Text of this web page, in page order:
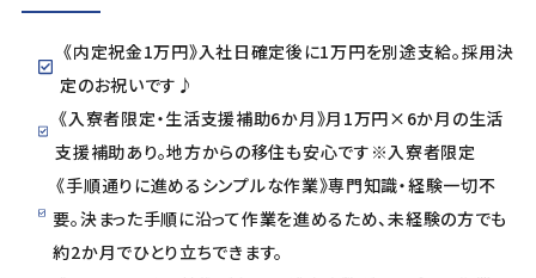
《内定祝金1万円》入社日確定後に1万円を別途支給。採用決
定のお祝いです♪
《入寮者限定・生活支援補助6か月》月1万円×6か月の生活
支援補助あり。地方からの移住も安心です※入寮者限定
《手順通りに進めるシンプルな作業》専門知識・経験一切不
要。決まった手順に沿って作業を進めるため、未経験の方でも
約2か月でひとり立ちできます。